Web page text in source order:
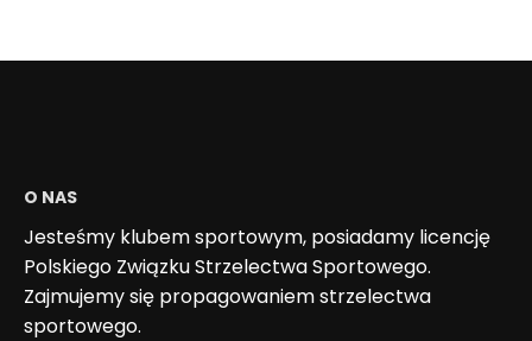
O NAS
Jesteśmy klubem sportowym, posiadamy licencję
Polskiego Związku Strzelectwa Sportowego.
Zajmujemy się propagowaniem strzelectwa
sportowego.